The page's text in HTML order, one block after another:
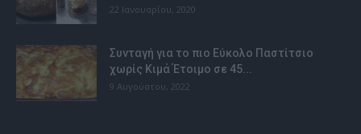
22 Ιανουαρίου, 2020
Συνταγή για το πιο Εύκολο Παστίτσιο
χωρίς Κιμά Έτοιμο σε 45...
9 Αυγούστου, 2022